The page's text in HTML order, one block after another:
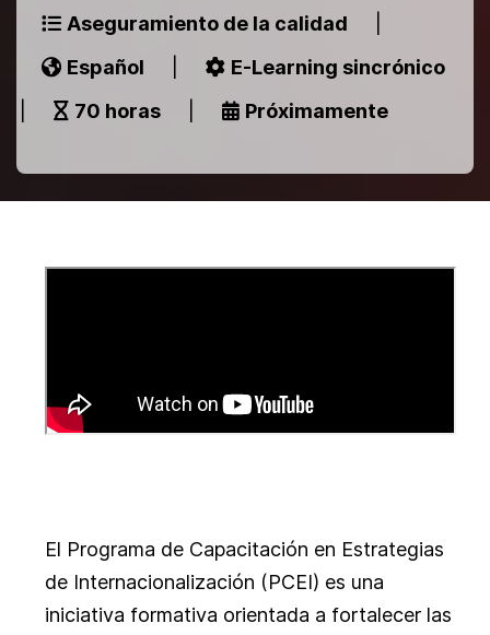
Aseguramiento de la calidad
Español
E-Learning sincrónico
70 horas Próximamente
El Programa de Capacitación en Estrategias
de Internacionalización (PCEI) es una
iniciativa formativa orientada a fortalecer las